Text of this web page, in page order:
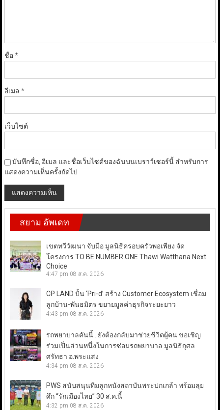
ชื่อ*
อีเมล *
เว็บไซต์
บันทึกชื่อ, อีเมล และชื่อเว็บไซต์ของฉันบนเบราว์เซอร์นี้ สำหรับการ
แสดงความเห็นครั้งถัดไป
สยาม อัพเดท
เขตทวีวัฒนา จับมือ มูลนิธิครอบครัวพอเพียง จัด
โครงการ TO BE NUMBER ONE Thawi Watthana Next
Choice
4:47 pm 08 ส.ค. 2026
CP LAND ปั้น ‘Pri-d’ สร้าง Customer Ecosystem เชื่อม
ลูกบ้าน-พันธมิตร ขยายมูลค่าธุรกิจระยะยาว
4:43 pm 08 ส.ค. 2026
รถพยาบาลคันนี้…ยังต้องกลับมาช่วยชีวิตผู้คน ขอเชิญ
ร่วมเป็นส่วนหนึ่งในการซ่อมรถพยาบาล มูลนิธิกุศล
ศรัทธา อ.พระแสง
4:34 pm 08 ส.ค. 2026
PWS สนับสนุนทีมลูกหนังสถาบันพระปกเกล้า พร้อมลุย
ศึก “รักเมืองไทย” 30 ส.ค.นี้
4:32 pm 08 ส.ค. 2026